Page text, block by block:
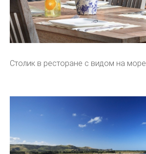
Столик в ресторане с видом на море